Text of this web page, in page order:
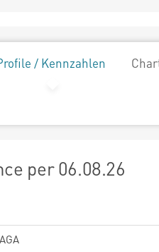
/ Kennzahlen
per 06.08.26